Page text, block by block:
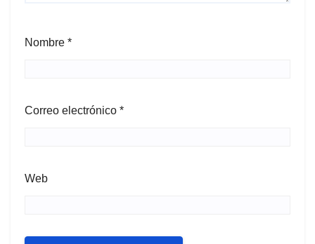
Nombre *
Correo electrónico *
Web